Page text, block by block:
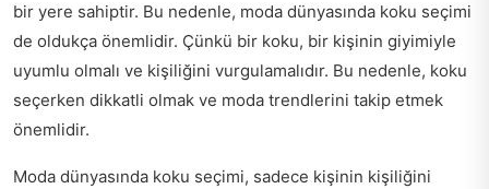
bir yere sahiptir. Bu nedenle, moda dünyasında koku seçimi
de oldukça önemlidir. Çünkü bir koku, bir kişinin giyimiyle
uyumlu olmalı ve kişiliğini vurgulamalıdır. Bu nedenle, koku
seçerken dikkatli olmak ve moda trendlerini takip etmek
önemlidir.
Moda dünyasında koku seçimi, sadece kişinin kişiliğini